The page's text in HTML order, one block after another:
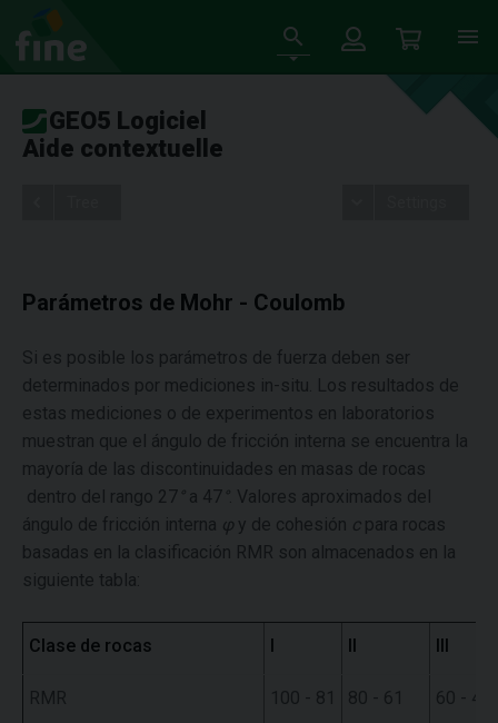
GEO5 Logiciel
Aide contextuelle
Parámetros de Mohr - Coulomb
Si es posible los parámetros de fuerza deben ser
determinados por mediciones in-situ. Los resultados de
estas mediciones o de experimentos en laboratorios
muestran que el ángulo de fricción interna se encuentra la
mayoría de las discontinuidades en masas de rocas
dentro del rango 27 a 47
. Valores aproximados del
ángulo de fricción interna φ y de cohesión cpara rocas
basadas en la clasificación RMR son almacenados en la
siguiente tabla:
Clase de rocas I II III
RMR 100 - 81 80 - 61 60 - 41